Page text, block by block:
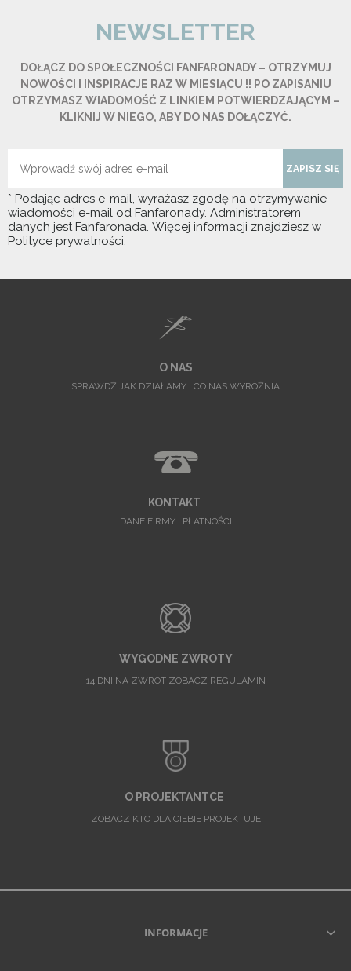
NEWSLETTER
DOŁĄCZ DO SPOŁECZNOŚCI FANFARONADY – OTRZYMUJ
NOWOŚCI I INSPIRACJE RAZ W MIESIĄCU !! PO ZAPISANIU
OTRZYMASZ WIADOMOŚĆ Z LINKIEM POTWIERDZAJĄCYM –
KLIKNIJ W NIEGO, ABY DO NAS DOŁĄCZYĆ.
ZAPISZ SIĘ
* Podając adres e-mail, wyrażasz zgodę na otrzymywanie
wiadomości e-mail od Fanfaronady. Administratorem
danych jest Fanfaronada. Więcej informacji znajdziesz w
Polityce prywatności.
O NAS
SPRAWDŹ JAK DZIAŁAMY I CO NAS WYRÓŻNIA
KONTAKT
DANE FIRMY I PŁATNOŚCI
WYGODNE ZWROTY
14 DNI NA ZWROT ZOBACZ REGULAMIN
O PROJEKTANTCE
ZOBACZ KTO DLA CIEBIE PROJEKTUJE
INFORMACJE